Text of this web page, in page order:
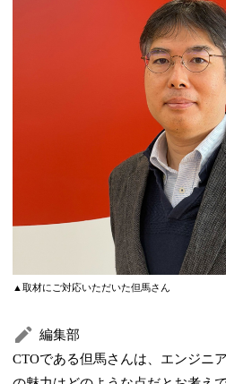
▲取材にご対応いただいた但馬さん
編集部
CTOである但馬さんは、エンジニ